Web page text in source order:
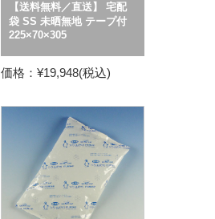
【送料無料／直送】 宅配
袋 SS 未晒無地 テープ付
225×70×305
価格：¥19,948(税込)